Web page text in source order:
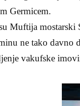
Germicem.
Muftija mostarski
ne tako davno
vakufske